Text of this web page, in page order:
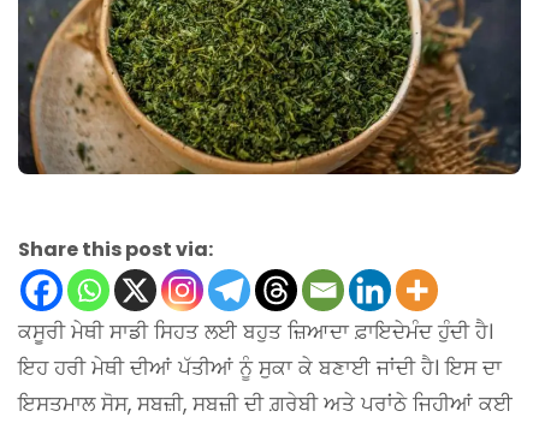
Share this post via:
ਕਸੂਰੀ ਮੇਥੀ ਸਾਡੀ ਸਿਹਤ ਲਈ ਬਹੁਤ ਜ਼ਿਆਦਾ ਫ਼ਾਇਦੇਮੰਦ ਹੁੰਦੀ ਹੈ।
ਇਹ ਹਰੀ ਮੇਥੀ ਦੀਆਂ ਪੱਤੀਆਂ ਨੂੰ ਸੁਕਾ ਕੇ ਬਣਾਈ ਜਾਂਦੀ ਹੈ। ਇਸ ਦਾ
ਇਸਤਮਾਲ ਸੋਸ, ਸਬਜ਼ੀ, ਸਬਜ਼ੀ ਦੀ ਗ਼ਰੇਬੀ ਅਤੇ ਪਰਾਂਠੇ ਜਿਹੀਆਂ ਕਈ